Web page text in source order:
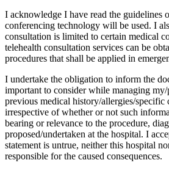
I acknowledge I have read the guidelines
conferencing technology will be used. I
consultation is limited to certain medical
telehealth consultation services can be
procedures that shall be applied in
I undertake the obligation to inform the
important to consider while managing my/
previous medical history/allergies/specific
irrespective of whether or not such
bearing or relevance to the procedure,
proposed/undertaken at the hospital. I
statement is untrue, neither this hospital
responsible for the caused consequences.